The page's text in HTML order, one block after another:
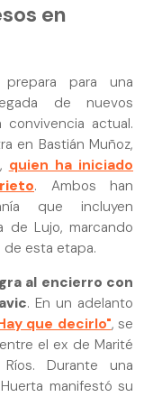
en
para una
de nuevos
actual.
en Bastián Muñoz,
, quien ha iniciado
. Ambos han
que incluyen
de Lujo, marcando
de esta etapa.
al encierro con
. En un adelanto
que decirlo", se
el ex de Marité
Durante una
manifestó su